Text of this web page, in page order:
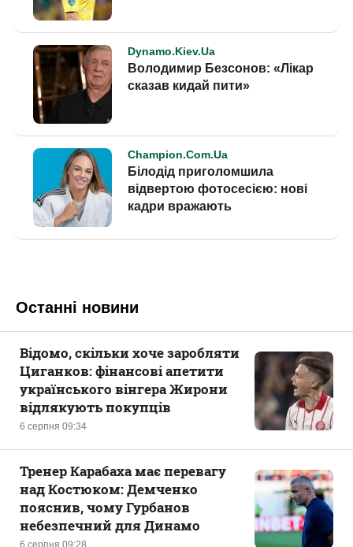
Останні новини
6 серпня 09:34
Відомо, скільки хоче заробляти
Циганков: фінансові апетити
українського вінгера Жирони
відлякують покупців
6 серпня 09:28
Тренер Карабаха має перевагу
над Костюком: Демченко
пояснив, чому Гурбанов
небезпечний для Динамо